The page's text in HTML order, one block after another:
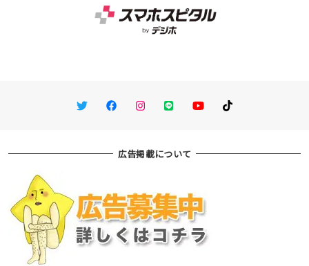
TwitterFacebookInstagram
LINE You TubeTikTok
広告掲載について